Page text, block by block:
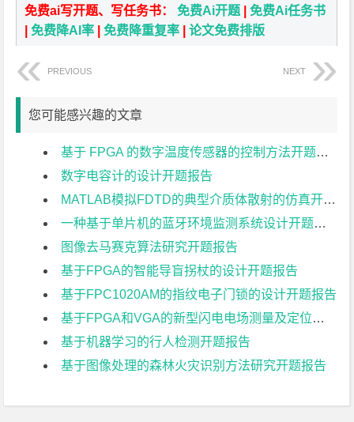
免费ai写开题、写任务书：免费Ai开题 |免费Ai任务书
|免费降AI率 |免费降重复率 |论文免费排版
PREVIOUS NEXT
您可能感兴趣的文章
基于 FPGA 的数字温度传感器的控制方法开题报告
数字电容计的设计开题报告
MATLAB模拟FDTD的典型介质体散射的仿真开题报告
一种基于单片机的蓝牙环境监测系统设计开题报告
图像去马赛克算法研究开题报告
基于FPGA的智能导盲拐杖的设计开题报告
基于FPC1020AM的指纹电子门锁的设计开题报告
基于FPGA和VGA的新型闪电电场测量及定位系统开题报告
基于机器学习的行人检测开题报告
基于图像处理的森林火灾识别方法研究开题报告